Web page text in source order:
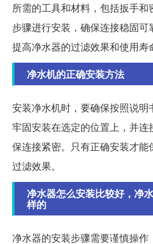
所需的工具和材料，包括扳手
步骤进行安装，确保连接稳固
提高净水器的过滤效果和使用寿
净水机的正确安装方法
安装净水机时，要确保按照说
牢固安装在选定的位置上，并
保连接紧密。只有正确安装才
过滤效果。
净水器怎么安装比较好，净
样的
净水器的安装步骤需要谨慎操作